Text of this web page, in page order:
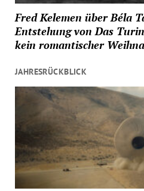
Fred Kelemen über Béla
Entstehung von Das
kein romantischer
JAHRESRÜCKBLICK